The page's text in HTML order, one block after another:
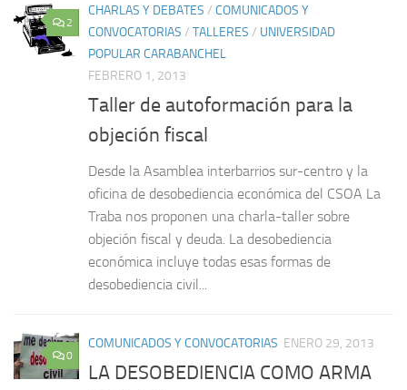
2
CHARLAS Y DEBATES / COMUNICADOS Y
CONVOCATORIAS / TALLERES / UNIVERSIDAD
POPULAR CARABANCHEL
FEBRERO 1, 2013
Taller de autoformación para la
objeción fiscal
Desde la Asamblea interbarrios sur-centro y la
oficina de desobediencia económica del CSOA La
Traba nos proponen una charla-taller sobre
objeción fiscal y deuda. La desobediencia
económica incluye todas esas formas de
desobediencia civil...
0
COMUNICADOS Y CONVOCATORIAS ENERO 29, 2013
LA DESOBEDIENCIA COMO ARMA